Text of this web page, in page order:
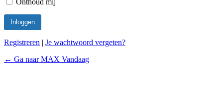
Onthoud mij
Registreren | Je wachtwoord vergeten?
← Ga naar MAX Vandaag